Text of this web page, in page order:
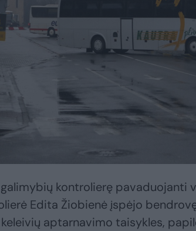
kontrolierę pavaduojanti
Edita Žiobienė įspėjo
aptarnavimo taisykles,